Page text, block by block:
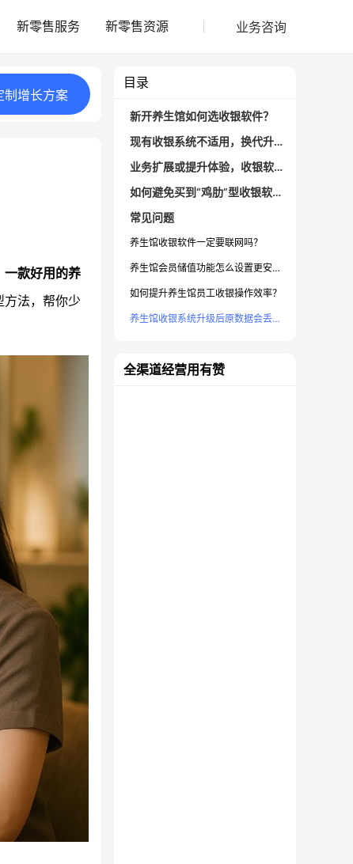
新零售服务 新零售资源 业务咨询
制 增长方案
一款好用的养
法，帮你少
目录
新开养生馆如何选收银软件？
现有收银系统不适用，换代升级看什么？
业务扩展或提升体验，收银软件要具备哪些功能？
如何避免买到“鸡肋”型收银软件？
常见问题
养生馆收银软件一定要联网吗？
养生馆会员储值功能怎么设置更安全？
如何提升养生馆员工收银操作效率？
养生馆收银系统升级后原数据会丢失吗？
全渠道经营用有赞